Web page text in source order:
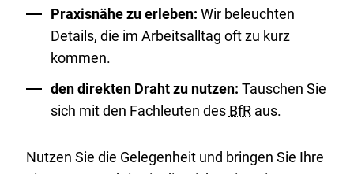
Praxisnähe zu erleben: Wir beleuchten
Details, die im Arbeitsalltag oft zu kurz
kommen.
den direkten Draht zu nutzen: Tauschen Sie
sich mit den Fachleuten des BfRaus.
Nutzen Sie die Gelegenheit und bringen Sie Ihre